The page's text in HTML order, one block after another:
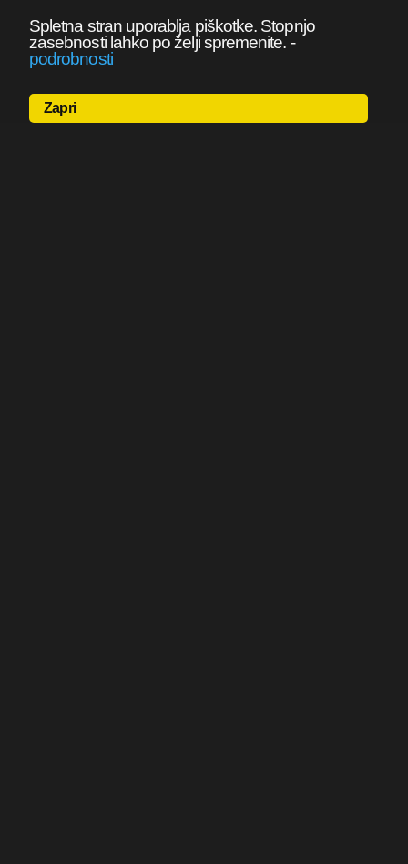
Spletna stran uporablja piškotke. Stopnjo
zasebnosti lahko po želji spremenite. -
podrobnosti
Zapri